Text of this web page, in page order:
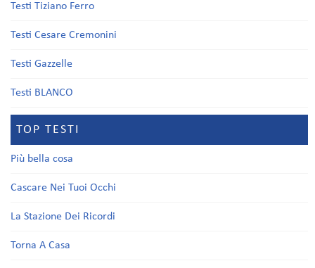
Testi Tiziano Ferro
Testi Cesare Cremonini
Testi Gazzelle
Testi BLANCO
TOP TESTI
Più bella cosa
Cascare Nei Tuoi Occhi
La Stazione Dei Ricordi
Torna A Casa